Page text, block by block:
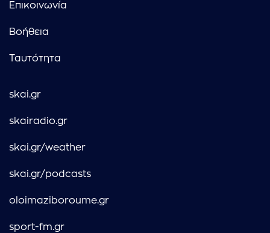
Επικοινωνία
Βοήθεια
Ταυτότητα
skai.gr
skairadio.gr
skai.gr/weather
skai.gr/podcasts
oloimaziboroume.gr
sport-fm.gr